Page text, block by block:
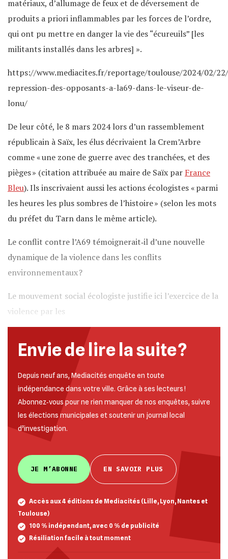
matériaux, d’allumage de feux et de déversement de
produits a priori inflammables par les forces de l’ordre,
qui ont pu mettre en danger la vie des “écureuils” [les
militants installés dans les arbres] ».
https://www.mediacites.fr/reportage/toulouse/2024/02/
repression-des-opposants-a-la69-dans-le-viseur-de-
lonu/
De leur côté, le 8 mars 2024 lors d’un rassemblement
républicain à Saïx, les élus décrivaient la Crem’Arbre
comme « une zone de guerre avec des tranchées, et des
pièges » (citation attribuée au maire de Saïx par France
Bleu). Ils inscrivaient aussi les actions écologistes « parmi
les heures les plus sombres de l’histoire » (selon les mots
du préfet du Tarn dans le même article).
Le conflit contre l’A69 témoignerait‐il d’une nouvelle
dynamique de la violence dans les conflits
environnementaux ?
Le mouvement social écologiste justifie ici l’exercice de la
violence par les
Envie de lire la suite ?
Depuis neuf ans, Mediacités enquête en toute
indépendance dans votre ville. Grâce à ses lecteurs !
Abonnez‐vous pour ne rien manquer de nos enquêtes, suivre
les élections municipales et soutenir un journal local
d’investigation.
JE M’ABONNE EN SAVOIR PLUS
Accès aux 4 éditions de Mediacités (Lille, Lyon, Nantes et
Toulouse)
100 % indépendant, avec 0 % de publicité
Résiliation facile à tout moment